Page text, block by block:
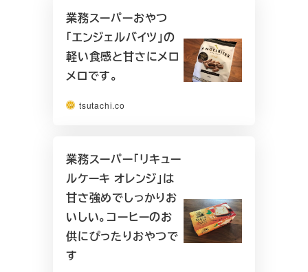
業務スーパーおやつ
「エンジェルバイツ」の
軽い食感と甘さにメロ
メロです。
tsutachi.co
業務スーパー「リキュー
ルケーキ オレンジ」は
甘さ強めでしっかりお
いしい。コーヒーのお
供にぴったりおやつで
す